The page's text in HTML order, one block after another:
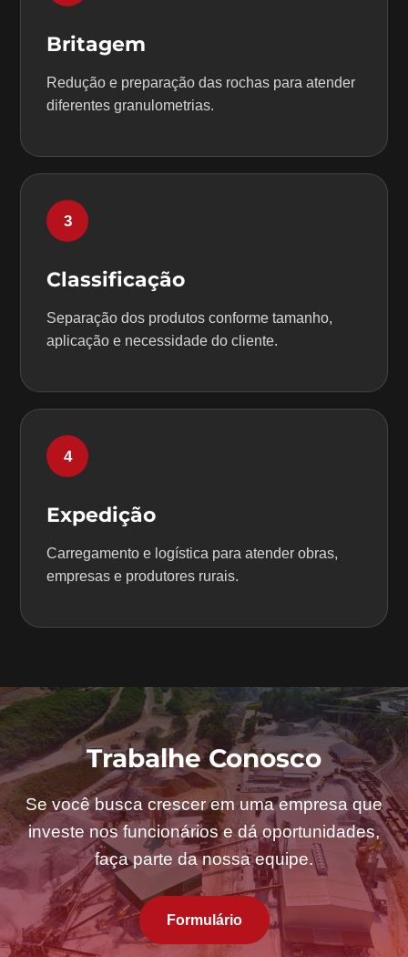
Britagem
Redução e preparação das rochas para atender
diferentes granulometrias.
3
Classificação
Separação dos produtos conforme tamanho,
aplicação e necessidade do cliente.
4
Expedição
Carregamento e logística para atender obras,
empresas e produtores rurais.
Trabalhe Conosco
Se você busca crescer em uma empresa que
investe nos funcionários e dá oportunidades,
faça parte da nossa equipe.
Formulário